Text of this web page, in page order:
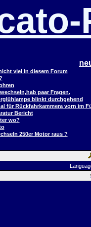
viel in diesem Forum
paar Fragen.
blinkt durchgehend
für Rückfahrkammera vorn im
Bericht
wo?
250er Motor raus ?